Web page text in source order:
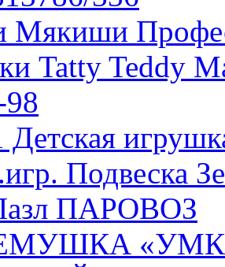
Мякиши
Tatty Teddy
Детская
Подвеска
ПАРОВОЗ